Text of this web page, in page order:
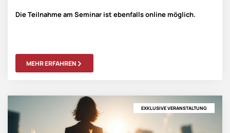
MEHR ERFAHREN
Die Teilnahme am Seminar ist ebenfalls online möglich.
EXKLUSIVE VERANSTALTUNG